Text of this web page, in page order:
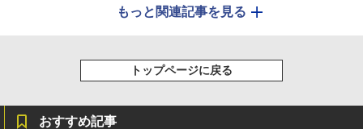
もっと関連記事を見る
トップページに戻る
おすすめ記事